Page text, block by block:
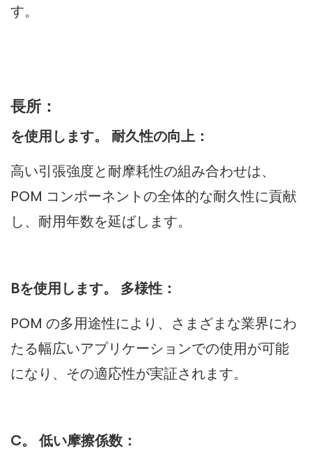
す。
長所：
を使用します。 耐久性の向上：
高い引張強度と耐摩耗性の組み合わせは、
POM コンポーネントの全体的な耐久性に貢献
し、耐用年数を延ばします。
Bを使用します。 多様性：
POM の多用途性により、さまざまな業界にわ
たる幅広いアプリケーションでの使用が可能
になり、その適応性が実証されます。
C。 低い摩擦係数：